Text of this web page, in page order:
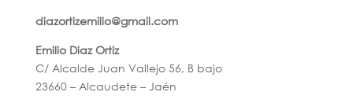
diazortizemilio@gmail.com
Emilio Diaz Ortiz
C/ Alcalde Juan Vallejo 56, B bajo
23660 – Alcaudete – Jaén